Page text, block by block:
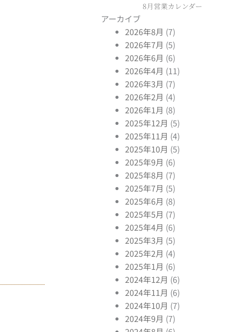
8月営業カレンダー
アーカイブ
2026年8月 (7)
2026年7月 (5)
2026年6月 (6)
2026年4月 (11)
2026年3月 (7)
2026年2月 (4)
2026年1月 (8)
2025年12月 (5)
2025年11月 (4)
2025年10月 (5)
2025年9月 (6)
2025年8月 (7)
2025年7月 (5)
2025年6月 (8)
2025年5月 (7)
2025年4月 (6)
2025年3月 (5)
2025年2月 (4)
2025年1月 (6)
2024年12月 (6)
2024年11月 (6)
2024年10月 (7)
2024年9月 (7)